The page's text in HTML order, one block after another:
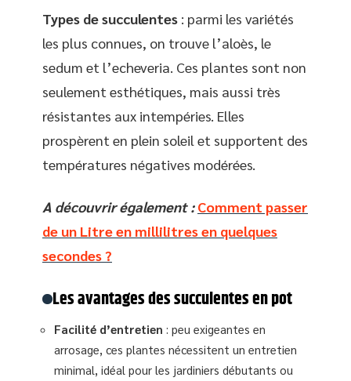
Types de succulentes : parmi les variétés
les plus connues, on trouve l’aloès, le
sedum et l’echeveria. Ces plantes sont non
seulement esthétiques, mais aussi très
résistantes aux intempéries. Elles
prospèrent en plein soleil et supportent des
températures négatives modérées.
A découvrir également : Comment passer
de un Litre en millilitres en quelques
secondes ?
Les avantages des succulentes en pot
Facilité d’entretien : peu exigeantes en
arrosage, ces plantes nécessitent un entretien
minimal, idéal pour les jardiniers débutants ou